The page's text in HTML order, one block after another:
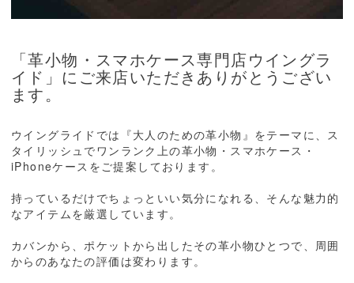
「革小物・スマホケース専門店ウイングラ
イド」にご来店いただきありがとうござい
ます。
ウイングライドでは『大人のための革小物』をテーマに、ス
タイリッシュでワンランク上の革小物・スマホケース・
iPhoneケースをご提案しております。
持っているだけでちょっといい気分になれる、そんな魅力的
なアイテムを厳選しています。
カバンから、ポケットから出したその革小物ひとつで、周囲
からのあなたの評価は変わります。